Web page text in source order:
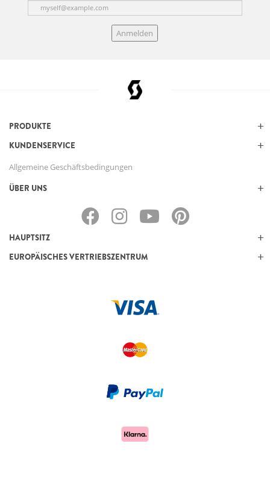
Anmelden
PRODUKTE
KUNDENSERVICE
Allgemeine Geschäftsbedingungen
ÜBER UNS
HAUPTSITZ
EUROPÄISCHES VERTRIEBSZENTRUM